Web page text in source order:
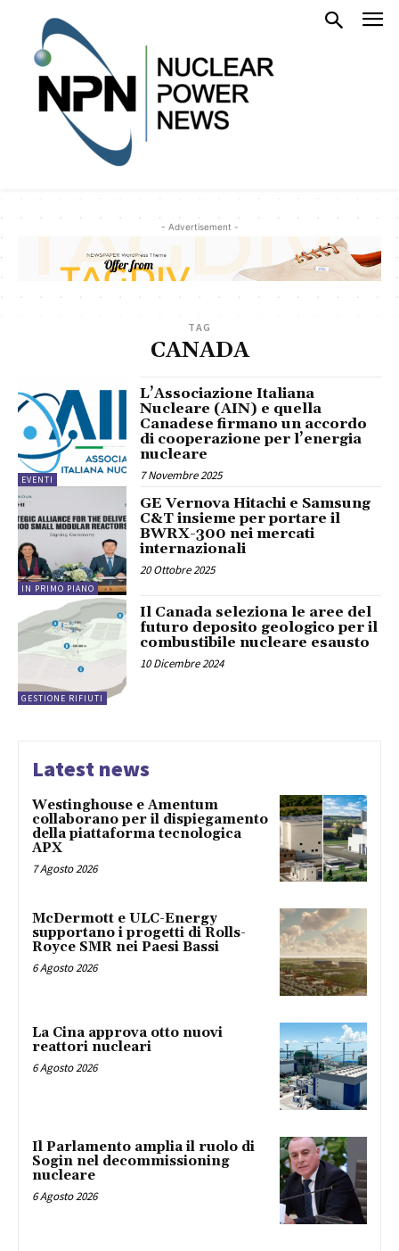
- Advertisement -
TAG
CANADA
EVENTI
L’Associazione Italiana
Nucleare (AIN) e quella
Canadese firmano un accordo
di cooperazione per l’energia
nucleare
7 Novembre 2025
IN PRIMO PIANO
GE Vernova Hitachi e Samsung
C&T insieme per portare il
BWRX-300 nei mercati
internazionali
20 Ottobre 2025
GESTIONE RIFIUTI
Il Canada seleziona le aree del
futuro deposito geologico per il
combustibile nucleare esausto
10 Dicembre 2024
Latest news
Westinghouse e Amentum
collaborano per il dispiegamento
della piattaforma tecnologica
APX
7 Agosto 2026
McDermott e ULC-Energy
supportano i progetti di Rolls-
Royce SMR nei Paesi Bassi
6 Agosto 2026
La Cina approva otto nuovi
reattori nucleari
6 Agosto 2026
Il Parlamento amplia il ruolo di
Sogin nel decommissioning
nucleare
6 Agosto 2026